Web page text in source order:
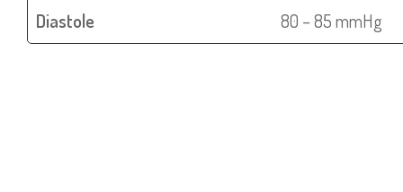
Diastole 80 – 85 mmHg